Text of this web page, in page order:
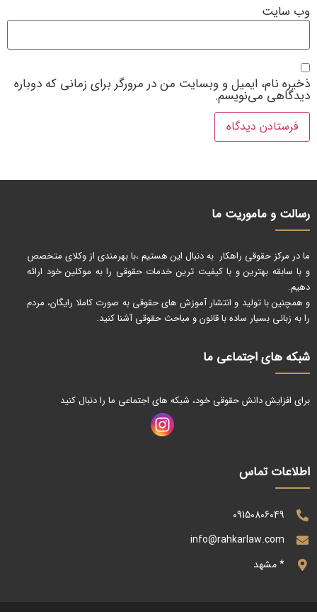
وب‌ سایت
ذخیره نام، ایمیل و وبسایت من در مرورگر برای زمانی که دوباره
دیدگاهی می‌نویسم.
رسالت و ماموریت ما
ما در مرکز حقوقی راهکار به دنبال این هستیم ،با بهرمندی از وکلای متخصص
و با سابقه بهترین و با کیفیت ترین خدمات حقوقی را به موکلین خود ارائه
دهیم.
و همچنین با تولید و انتشار آموزش های حقوقی به صورت کاملا رایگان، مردم
را به زبانی بسیار ساده با قانون و مباحث حقوقی آشنا کنید.
شبکه های اجتماعی ما
برای افزایش دانش حقوقی خود، شبکه های اجتماعی ما را دنبال کنید
اطلاعات تماس
09150806049
info@rahkarlaw.com
* مشهد